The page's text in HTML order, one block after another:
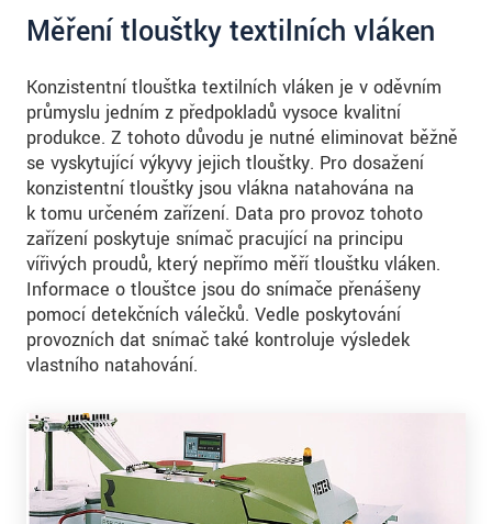
Měření tloušťky textilních vláken
Konzistentní tloušťka textilních vláken je v oděvním
průmyslu jedním z předpokladů vysoce kvalitní
produkce. Z tohoto důvodu je nutné eliminovat běžně
se vyskytující výkyvy jejich tloušťky. Pro dosažení
konzistentní tloušťky jsou vlákna natahována na
k tomu určeném zařízení. Data pro provoz tohoto
zařízení poskytuje snímač pracující na principu
vířivých proudů, který nepřímo měří tloušťku vláken.
Informace o tloušťce jsou do snímače přenášeny
pomocí detekčních válečků. Vedle poskytování
provozních dat snímač také kontroluje výsledek
vlastního natahování.